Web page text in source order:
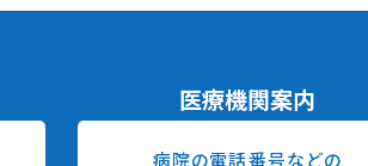
医療機関案内
病院の電話番号などの